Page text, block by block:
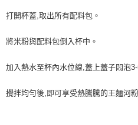
打開杯蓋,取出所有配料包。
將米粉與配料包倒入杯中。
加入熱水至杯內水位線,蓋上蓋子悶泡3-
攪拌均勻後,即可享受熱騰騰的王麵河粉